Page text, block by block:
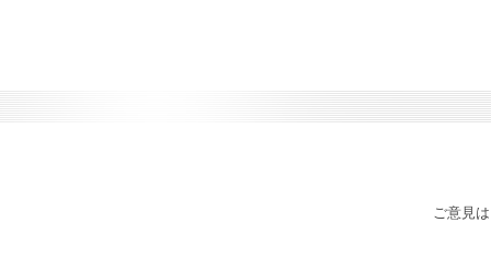
ご意見